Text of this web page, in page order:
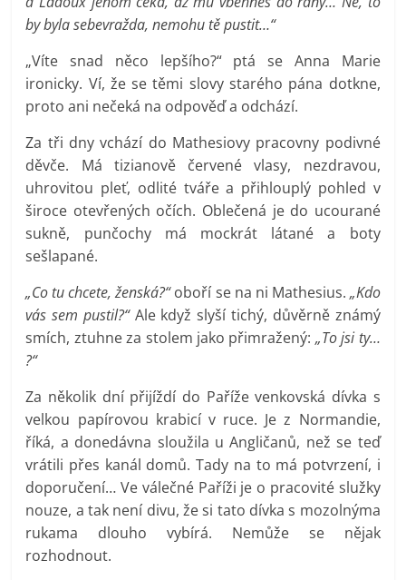
by byla sebevražda, nemohu tě pustit…“
„Víte snad něco lepšího?“ ptá se Anna Marie
ironicky. Ví, že se těmi slovy starého pána dotkne,
proto ani nečeká na odpověď a odchází.
Za tři dny vchází do Mathesiovy pracovny podivné
děvče. Má tizianově červené vlasy, nezdravou,
uhrovitou pleť, odlité tváře a přihlouplý pohled v
široce otevřených očích. Oblečená je do ucourané
sukně, punčochy má mockrát látané a boty
sešlapané.
„Co tu chcete, ženská?“oboří se na ni Mathesius. „Kdo
vás sem pustil?“Ale když slyší tichý, důvěrně známý
smích, ztuhne za stolem jako přimražený: „To jsi ty…
?“
Za několik dní přijíždí do Paříže venkovská dívka s
velkou papírovou krabicí v ruce. Je z Normandie,
říká, a donedávna sloužila u Angličanů, než se teď
vrátili přes kanál domů. Tady na to má potvrzení, i
doporučení… Ve válečné Paříži je o pracovité služky
nouze, a tak není divu, že si tato dívka s mozolnýma
rukama dlouho vybírá. Nemůže se nějak
rozhodnout.